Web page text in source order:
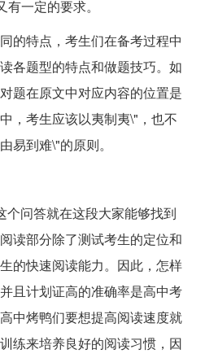
一定的要求。
的特点，考生们在备考过程中
各题型的特点和做题技巧。如
题在原文中对应内容的位置是
，考生应该以夷制夷\"，也不
易到难\"的原则。
个问答就在这段大家能够找到
读部分除了测试考生的定位和
的快速阅读能力。因此，怎样
且计划证高的准确率是高中考
中烤鸭们要想提高阅读速度就
练来培养良好的阅读习惯，因